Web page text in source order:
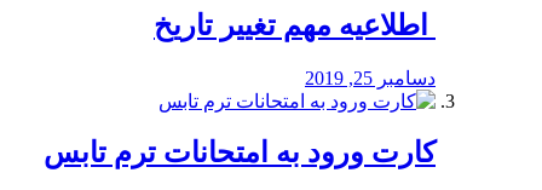
️ اطلاعیه مهم تغییر تاریخ
دسامبر 25, 2019
کارت ورود به امتحانات ترم تابس